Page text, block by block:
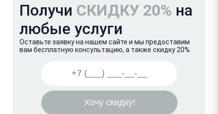
Получи СКИДКУ 20% на
любые услуги
Оставьте заявку на нашем сайте и мы предоставим
вам бесплатную консультацию, а также скидку 20%